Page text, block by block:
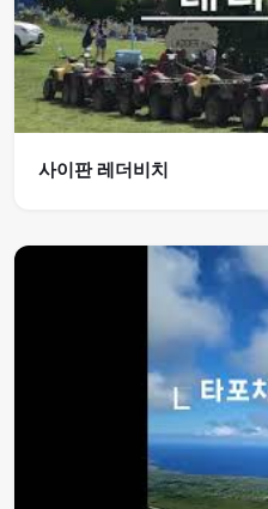
사이판 레더비치